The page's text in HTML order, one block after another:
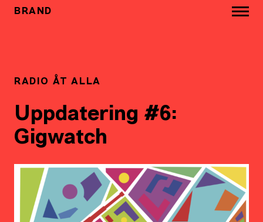
BRAND
RADIO ÅT ALLA
Uppdatering #6:
Gigwatch